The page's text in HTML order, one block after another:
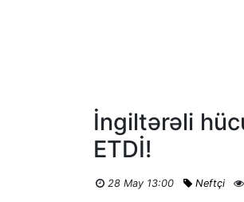
İngiltərəli
ETDİ!
28 May 13:00 Neftçi